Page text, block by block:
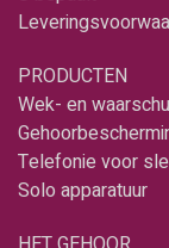
PRODUCTEN
Wek- en
Telefonie voor
Solo apparatuur